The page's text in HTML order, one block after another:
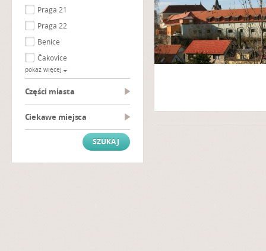
Praga 21
Praga 22
Benice
Čakovice
pokaż więcej
Części miasta
Ciekawe miejsca